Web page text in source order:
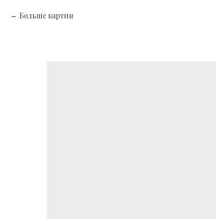
Больше картин